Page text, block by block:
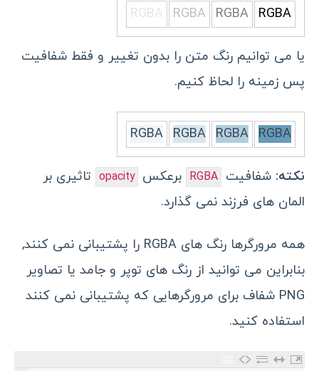
RGBA
RGBA
RGBA
RGBA
یا می توانیم رنگ متن را بدون تغییر و فقط شفافیت
پس زمینه را لحاظ کنیم.
RGBA
RGBA
RGBA
RGBA
نکته: شفافیت RGBA برعکس opacity تاثیری بر
المان های فرزند نمی گذارد.
همه مرورگرها رنگ های RGBA را پشتیبانی نمی کنند,
بنابراین می توانید از رنگ های توپر و جامد یا تصاویر
PNG شفاف برای مرورگرهایی که پشتیبانی نمی کنند
استفاده کنید.